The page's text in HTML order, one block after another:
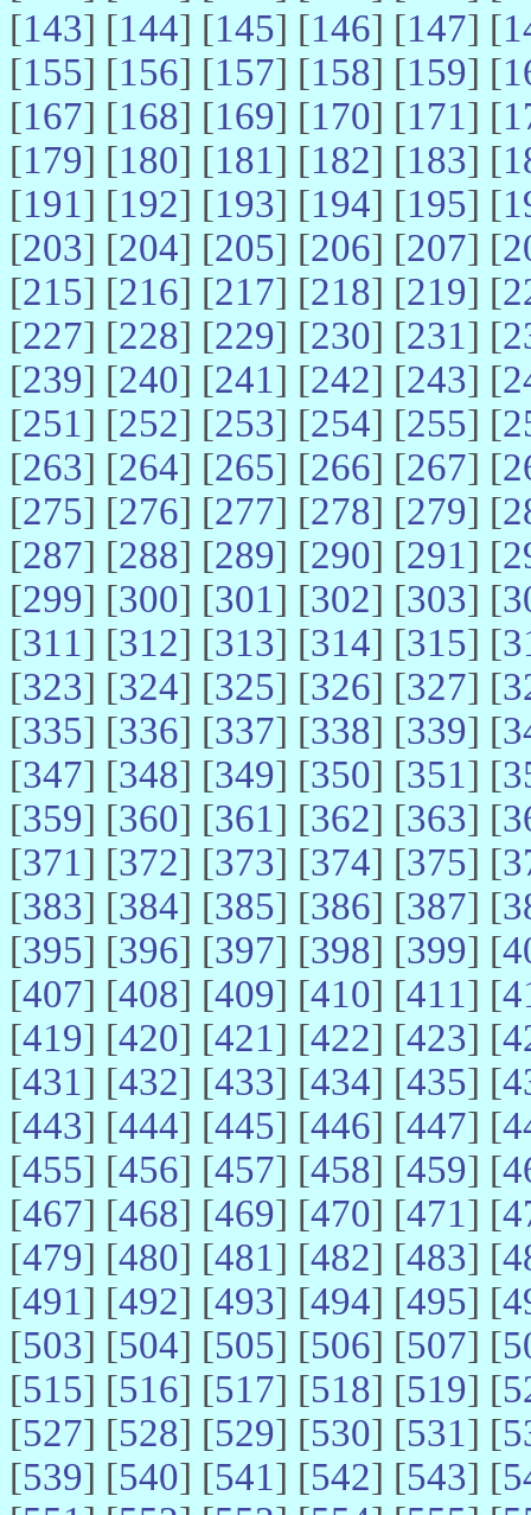
[143] [144] [145] [146] [147] [
[155] [156] [157] [158] [159] [
[167] [168] [169] [170] [171] [
[179] [180] [181] [182] [183] [
[191] [192] [193] [194] [195] [
[203] [204] [205] [206] [207] [
[215] [216] [217] [218] [219] [
[227] [228] [229] [230] [231] [
[239] [240] [241] [242] [243] [
[251] [252] [253] [254] [255] [
[263] [264] [265] [266] [267] [
[275] [276] [277] [278] [279] [
[287] [288] [289] [290] [291] [
[299] [300] [301] [302] [303] [
[311] [312] [313] [314] [315] [
[323] [324] [325] [326] [327] [
[335] [336] [337] [338] [339] [
[347] [348] [349] [350] [351] [
[359] [360] [361] [362] [363] [
[371] [372] [373] [374] [375] [
[383] [384] [385] [386] [387] [
[395] [396] [397] [398] [399] [
[407] [408] [409] [410] [411] [
[419] [420] [421] [422] [423] [
[431] [432] [433] [434] [435] [
[443] [444] [445] [446] [447] [
[455] [456] [457] [458] [459] [
[467] [468] [469] [470] [471] [
[479] [480] [481] [482] [483] [
[491] [492] [493] [494] [495] [
[503] [504] [505] [506] [507] [
[515] [516] [517] [518] [519] [
[527] [528] [529] [530] [531] [
[539] [540] [541] [542] [543] [